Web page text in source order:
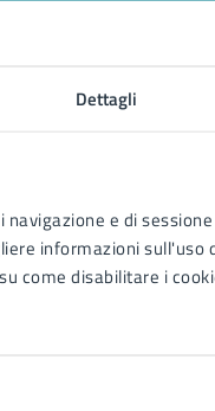
Dettagli
e di
informazioni sull'uso
come disabilitare i